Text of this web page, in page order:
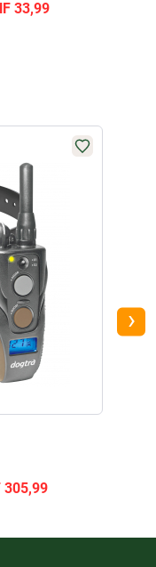
eine höhere Impulsstufe
für bis zu 2
127
cm
33,99
305,99
›